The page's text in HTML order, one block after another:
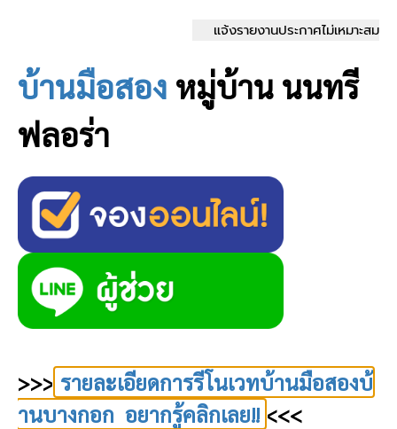
แจ้งรายงานประกาศไม่เหมาะสม
บ้านมือสอง หมู่บ้าน นนทรี
ฟลอร่า
>>> รายละเอียดการรีโนเวทบ้านมือสองบ้
านบางกอก อยากรู้คลิกเลย!! <<<